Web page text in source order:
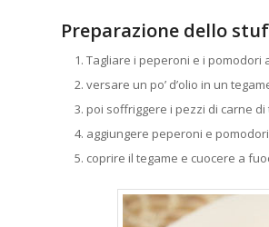
Preparazione dello
Tagliare i peperoni e i pomodori
versare un po’ d’olio in un
poi soffriggere i pezzi di carne
aggiungere peperoni e
coprire il tegame e cuocere a